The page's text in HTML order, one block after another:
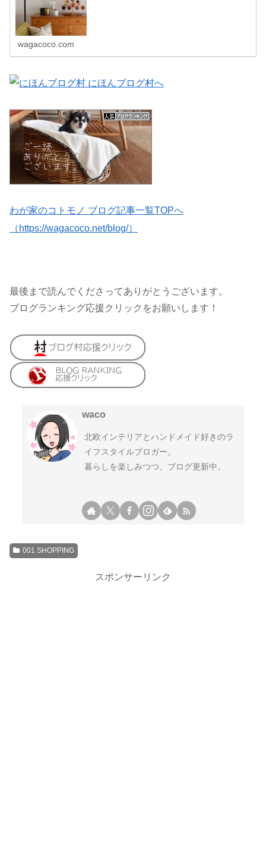
wagacoco.com
わが家のコトモノ ブログ記事一覧TOPへ
（https://wagacoco.net/blog/）
最後まで読んでくださってありがとうございます。
ブログランキング応援クリックをお願いします！
waco
北欧インテリアとハンドメイド好きのラ
イフスタイルブロガー。
暮らしを楽しみつつ、ブログ更新中。
001 SHOPPING
スポンサーリンク